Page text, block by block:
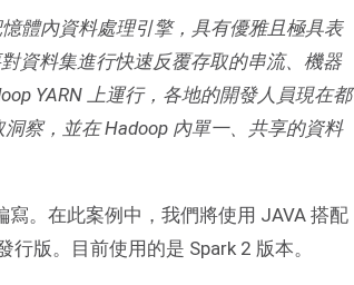
體內資料處理引擎，具有優雅且極具表
資料集進行快速反覆存取的串流、機器
YARN 上運行，各地的開發人員現在都
察，並在 Hadoop 內單一、共享的資料
寫。在此案例中，我們將使用 JAVA 搭配
行版。目前使用的是 Spark 2 版本。